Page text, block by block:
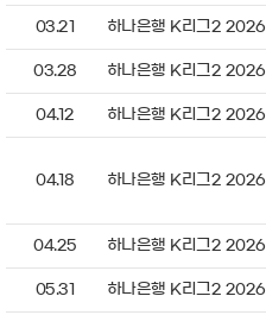
03.21 하나은행 K리그2 2026
03.28 하나은행 K리그2 2026
04.12 하나은행 K리그2 2026
04.18 하나은행 K리그2 2026
04.25 하나은행 K리그2 2026
05.31 하나은행 K리그2 2026